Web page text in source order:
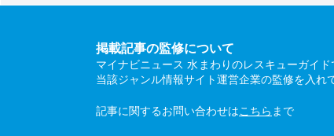
掲載記事の監修について
マイナビニュース 水まわりのレスキューガイ
当該ジャンル情報サイト運営企業の監修を入れ
記事に関するお問い合わせはこちら まで